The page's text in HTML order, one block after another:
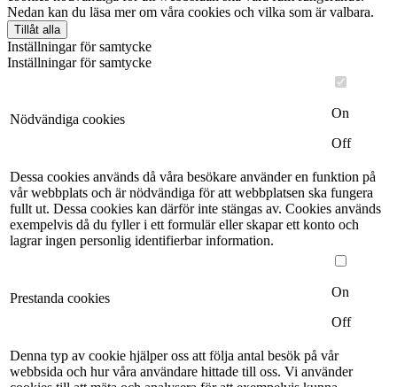
Nedan kan du läsa mer om våra cookies och vilka som är valbara.
Tillåt alla
Inställningar för samtycke
Inställningar för samtycke
Nödvändiga cookies
On
Off
Dessa cookies används då våra besökare använder en funktion på
vår webbplats och är nödvändiga för att webbplatsen ska fungera
fullt ut. Dessa cookies kan därför inte stängas av. Cookies används
exempelvis då du fyller i ett formulär eller skapar ett konto och
lagrar ingen personlig identifierbar information.
Prestanda cookies
On
Off
Denna typ av cookie hjälper oss att följa antal besök på vår
webbsida och hur våra användare hittade till oss. Vi använder